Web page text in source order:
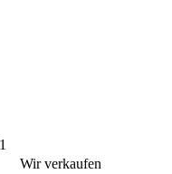
Wir verkaufen